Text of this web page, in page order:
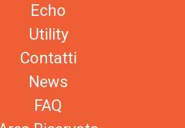
Echo
Utility
Contatti
News
FAQ